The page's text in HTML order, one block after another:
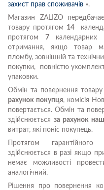
захист прав споживачів ».
Магазин ZALIZO
товару протягом 14
протягом 7календарних
отримання, якщо товар
пломбу, зовнішній та
покупки, повністю
упаковки.
Обмін та повернення товару
рахунок покупця, комісія
повертається. Обмін та
здійснюється за рахунок
витрат, які поніс покупець.
Протягом
здійснюється в разі якщо
немає можливості
аналогічний.
Рішення про повернення